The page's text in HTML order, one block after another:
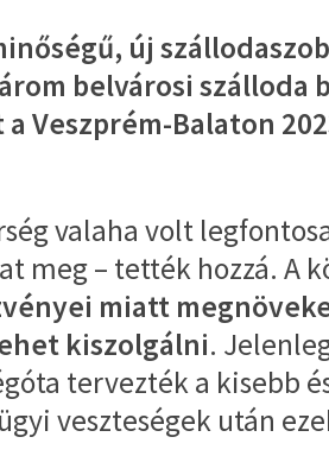
új
belvárosi
Veszprém-Balaton
valaha volt
meg – tették hozzá. A
miatt
kiszolgálni.
tervezték a kisebb
veszteségek után